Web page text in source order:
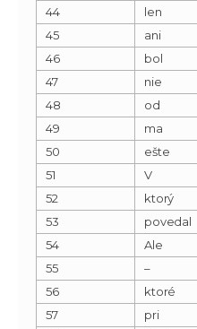
44
len
45
ani
46
bol
47
nie
48
od
49
ma
50
ešte
51
V
52
ktorý
53
povedal
54
Ale
55
–
56
ktoré
57
pri